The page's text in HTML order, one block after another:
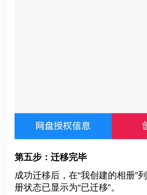
第五步：迁移完毕
成功迁移后，在“我创建的相册”
册状态已显示为“已迁移”。